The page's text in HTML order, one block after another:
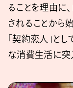
ることを理由に
されることから
「契約恋人」と
な消費生活に突